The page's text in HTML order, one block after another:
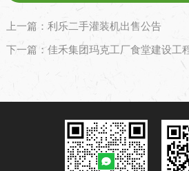
上一篇：利乐二手灌装机出售公告
下一篇：佳禾集团玛克工厂食堂建设工